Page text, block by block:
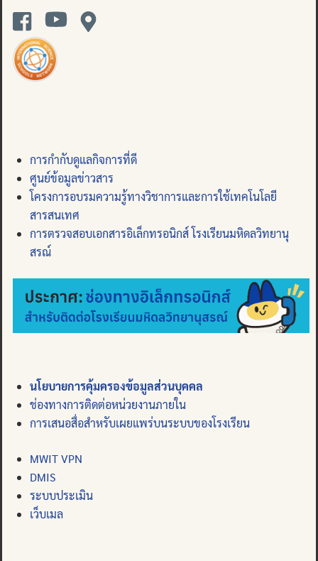
การกำกับดูแลกิจการที่ดี
ศูนย์ข้อมูลข่าวสาร
โครงการอบรมความรู้ทางวิชาการและการใช้เทคโนโลยี
สารสนเทศ
การตรวจสอบเอกสารอิเล็กทรอนิกส์ โรงเรียนมหิดลวิทยานุ
สรณ์
นโยบายการคุ้มครองข้อมูลส่วนบุคคล
ช่องทางการติดต่อหน่วยงานภายใน
การเสนอสื่อสำหรับเผยแพร่บนระบบของโรงเรียน
MWIT VPN
DMIS
ระบบประเมิน
เว็บเมล